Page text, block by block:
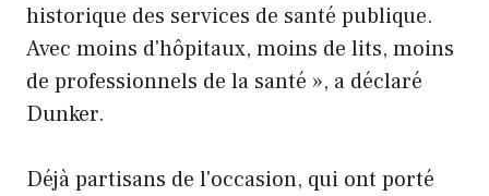
historique des services de santé publique.
Avec moins d'hôpitaux, moins de lits, moins
de professionnels de la santé », a déclaré
Dunker.
Déjà partisans de l'occasion, qui ont porté